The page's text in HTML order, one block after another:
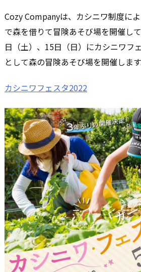
Cozy Companyは、カシニワ制度に
で森を借りて冒険あそび場を開催し
日（土）、15日（日）にカシニワフ
として森の冒険あそび場を開催します
カシニワフェスタ2022